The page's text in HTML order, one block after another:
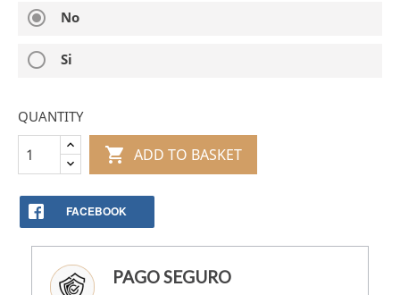
radio_button_checked No
radio_button_unchecked Si
QUANTITY
 ADD TO BASKET
FACEBOOK
PAGO SEGURO